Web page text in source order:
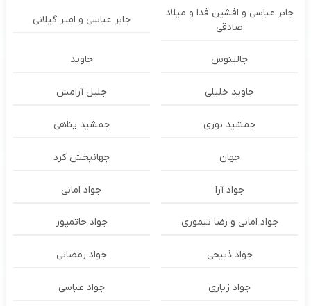
جابر عباسی و افشین فدا و میلاد
صادقی
جابر عباسی و امیر گیلانی
جالینوس جاوید
جاوید خلیلی جلیل آرامش
جمشید نوری جمشید پناهی
جهان جهانبخش کرد
جواد آرا جواد امانی
جواد امانی و رضا تیموری جواد حاتمپور
جواد ذبیحی جواد رمضانی
جواد زیاری جواد عباسی